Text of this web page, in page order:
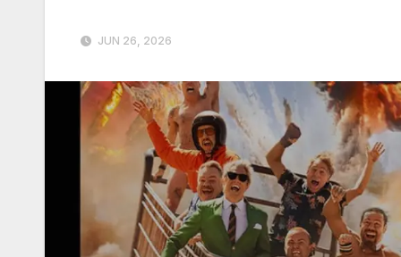
JUN 26, 2026